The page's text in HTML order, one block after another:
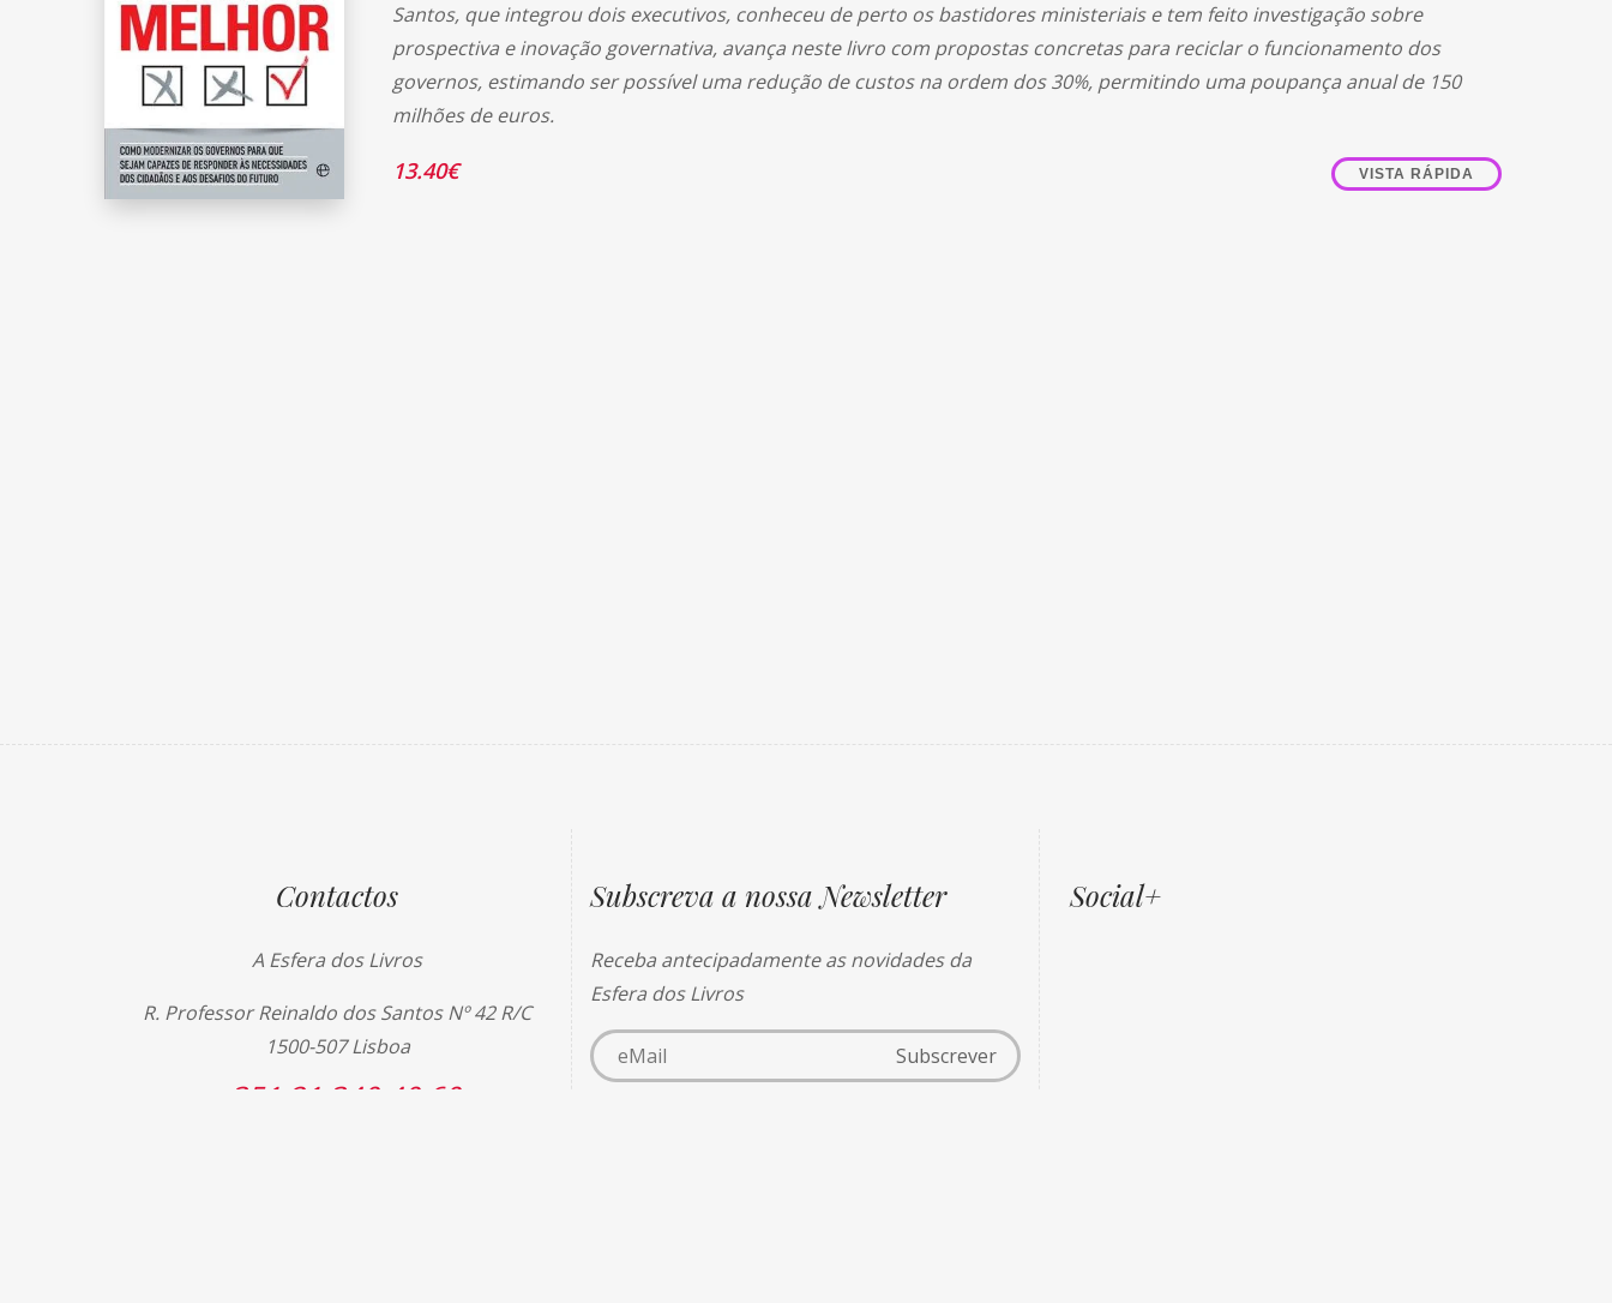
Santos, que integrou dois executivos, conheceu de perto os bastidores ministeriais e tem feito investigação sobre
prospectiva e inovação governativa, avança neste livro com propostas concretas para reciclar o funcionamento dos
governos, estimando ser possível uma redução de custos na ordem dos 30%, permitindo uma poupança anual de 150
milhões de euros.
13.40€ VISTA RÁPIDA
Contactos
A Esfera dos Livros
R. Professor Reinaldo dos Santos Nº 42 R/C
1500-507 Lisboa
+351 21 340 40 60
Subscreva a nossa Newsletter
Receba antecipadamente as novidades da
Esfera dos Livros
Social+